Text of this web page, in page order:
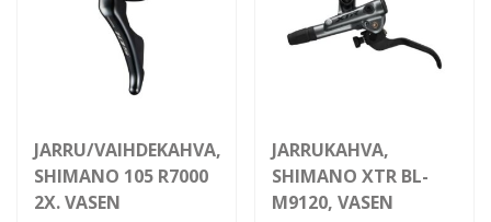
JARRU/VAIHDEKAHVA,
SHIMANO 105 R7000
2X. VASEN
JARRUKAHVA,
SHIMANO XTR BL-
M9120, VASEN